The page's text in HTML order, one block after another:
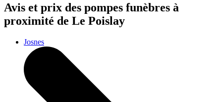
Avis et prix des pompes funèbres à
proximité de Le Poislay
Josnes